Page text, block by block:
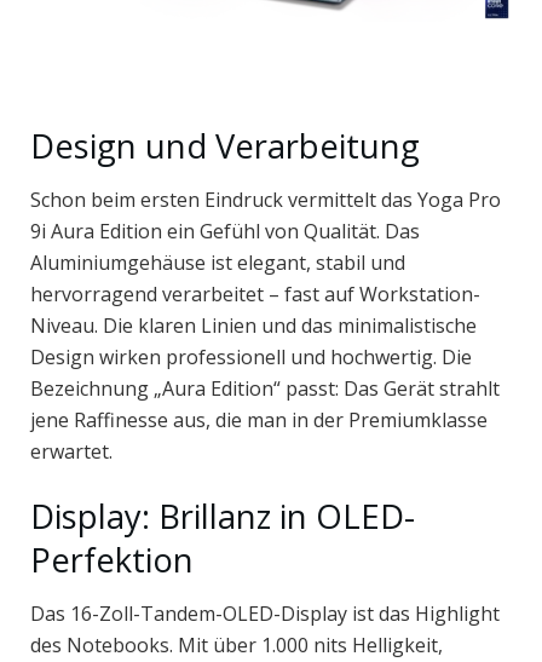
Design und Verarbeitung
Schon beim ersten Eindruck vermittelt das Yoga Pro
9i Aura Edition ein Gefühl von Qualität. Das
Aluminiumgehäuse ist elegant, stabil und
hervorragend verarbeitet – fast auf Workstation-
Niveau. Die klaren Linien und das minimalistische
Design wirken professionell und hochwertig. Die
Bezeichnung „Aura Edition“ passt: Das Gerät strahlt
jene Raffinesse aus, die man in der Premiumklasse
erwartet.
Display: Brillanz in OLED-
Perfektion
Das 16-Zoll-Tandem-OLED-Display ist das Highlight
des Notebooks. Mit über 1.000 nits Helligkeit,